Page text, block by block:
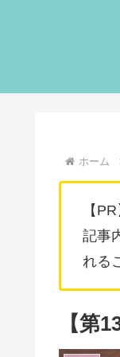
ホーム
【
記事
れる
【第